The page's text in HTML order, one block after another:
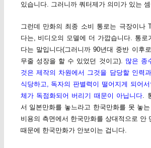
있습니다. 그러니까 쿼터제가 의미가 있는
그런데 만화의 최종 소비 통로는 극장이나
다는, 비디오의 모델에 더 가깝습니다. 통로
다는 말입니다(그러니까 90년대 중반 이후
무줄 성장을 할 수 있었던 것이고). 많은 종
것은 제작의 차원에서 그것을 담당할 인력
식당하고, 독자의 판별력이 떨어지게 되어
체가 독점화되어 버리기 때문이 아닙니다.
서 일본만화를 놓느라고 한국만화를 못 놓
비용의 측면에서 한국만화를 상대적으로 안
때문에 한국만화가 안보이는 겁니다.